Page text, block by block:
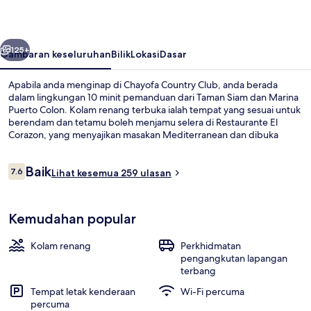
Seterusnya
125+
Gambaran keseluruhanBilikLokasiDasar
Apabila anda menginap di Chayofa Country Club, anda berada
dalam lingkungan 10 minit pemanduan dari Taman Siam dan Marina
Puerto Colon. Kolam renang terbuka ialah tempat yang sesuai untuk
berendam dan tetamu boleh menjamu selera di Restaurante El
Corazon, yang menyajikan masakan Mediterranean dan dibuka
sejuk dan ketuhar gelombang mikro.
Ulasan
7.67.6 daripada 10
BaikLihat kesemua 259 ulasan
Kemudahan popular
Kolam renang
Perkhidmatan
pengangkutan lapangan
terbang
Tempat letak kenderaan
percuma
Wi-Fi percuma